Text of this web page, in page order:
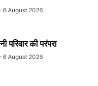
6 August 2026
परिवार की परंपरा
6 August 2026